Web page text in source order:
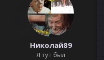
Николай89
Я тут был